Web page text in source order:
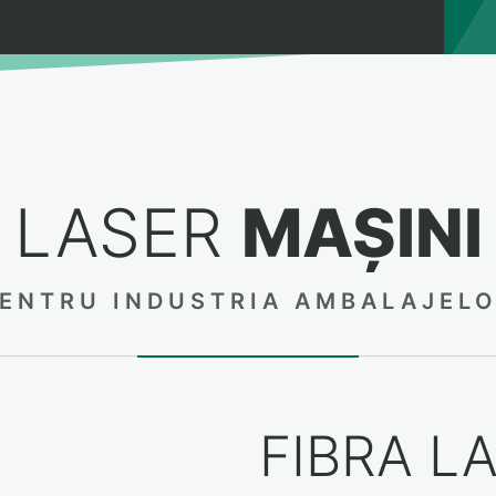
LASER MAȘINI
INDUSTRIA
FIBRA